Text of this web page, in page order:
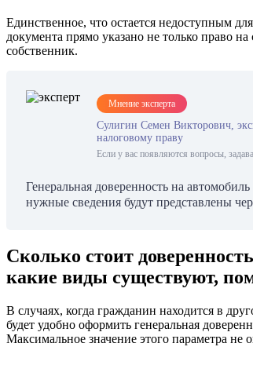
Единственное, что остается недоступным
документа прямо указано не только право
собственник.
Мнение эксперта
Сулигин Семен Викторович,
налоговому праву
Если у вас появляются вопросы,
Генеральная доверенность на
нужные сведения будут представлены
Сколько стоит
какие виды существуют,
В случаях, когда гражданин находится в
будет удобно оформить генеральная
Максимальное значение этого параметра не